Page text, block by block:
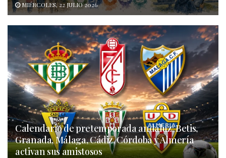
MIÉRCOLES, 22 JULIO 2026
Calendario de pretemporada andaluz: Betis,
Granada, Málaga, Cádiz, Córdoba y Almería
activan sus amistosos